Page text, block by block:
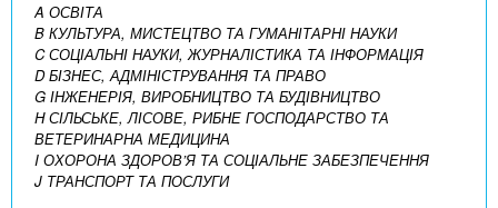
A ОСВІТА
B КУЛЬТУРА, МИСТЕЦТВО ТА ГУМАНІТАРНІ НАУКИ
C СОЦІАЛЬНІ НАУКИ, ЖУРНАЛІСТИКА ТА ІНФОРМАЦІЯ
D БІЗНЕС, АДМІНІСТРУВАННЯ ТА ПРАВО
G ІНЖЕНЕРІЯ, ВИРОБНИЦТВО ТА БУДІВНИЦТВО
H СІЛЬСЬКЕ, ЛІСОВЕ, РИБНЕ ГОСПОДАРСТВО ТА
ВЕТЕРИНАРНА МЕДИЦИНА
I ОХОРОНА ЗДОРОВ’Я ТА СОЦІАЛЬНЕ ЗАБЕЗПЕЧЕННЯ
J ТРАНСПОРТ ТА ПОСЛУГИ